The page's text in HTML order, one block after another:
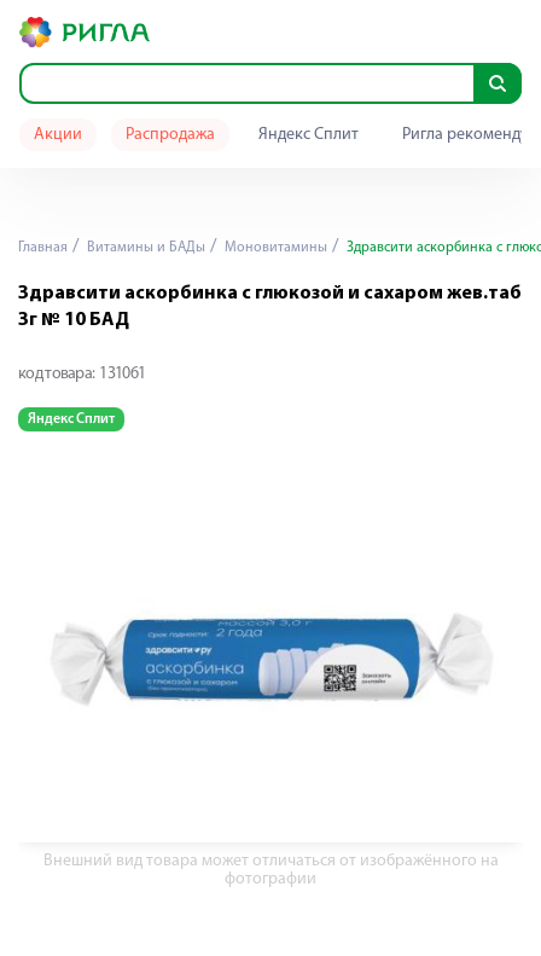
Акции Распродажа Яндекс Сплит Ригла
Главная Витамины и БАДы Моновитамины Здравсити аскорбинка с
Здравсити аскорбинка с глюкозой и сахаром жев.таб
3г № 10 БАД
код товара: 131061
Яндекс Сплит
Внешний вид товара может отличаться от изображённого на
фотографии